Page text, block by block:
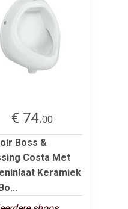
€ 74.00
Boss &
Costa Met
Keramiek